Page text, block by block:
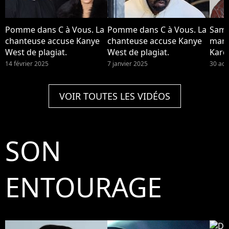
Pomme dans C à Vous. La
chanteuse accuse Kanye
West de plagiat.
14 février 2025
Pomme dans C à Vous. La
chanteuse accuse Kanye
West de plagiat.
7 janvier 2025 30
VOIR TOUTES LES VIDÉOS
SON
ENTOURAGE